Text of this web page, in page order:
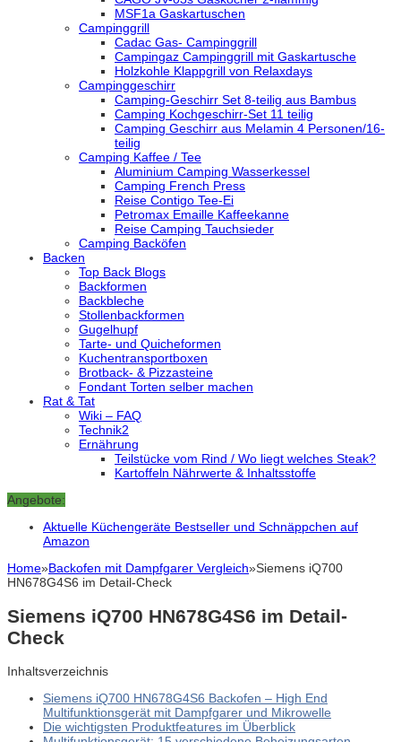
MSF1a Gaskartuschen
Campinggrill
Cadac Gas- Campinggrill
Campingaz Campinggrill mit Gaskartusche
Holzkohle Klappgrill von Relaxdays
Campinggeschirr
Camping-Geschirr Set 8-teilig aus Bambus
Camping Kochgeschirr-Set 11 teilig
Camping Geschirr aus Melamin 4 Personen/16-
teilig
Camping Kaffee / Tee
Aluminium Camping Wasserkessel
Camping French Press
Reise Contigo Tee-Ei
Petromax Emaille Kaffeekanne
Reise Camping Tauchsieder
Camping Backöfen
Backen
Top Back Blogs
Backformen
Backbleche
Stollenbackformen
Gugelhupf
Tarte- und Quicheformen
Kuchentransportboxen
Brotback- & Pizzasteine
Fondant Torten selber machen
Rat & Tat
Wiki – FAQ
Technik2
Ernährung
Teilstücke vom Rind / Wo liegt welches Steak?
Kartoffeln Nährwerte & Inhaltsstoffe
Angebote:
Aktuelle Küchengeräte Bestseller und Schnäppchen auf
Amazon
Home»Backofen mit Dampfgarer Vergleich»Siemens iQ700
HN678G4S6 im Detail-Check
Siemens iQ700 HN678G4S6 im Detail-
Check
Inhaltsverzeichnis
Siemens iQ700 HN678G4S6 Backofen – High End
Multifunktionsgerät mit Dampfgarer und Mikrowelle
Die wichtigsten Produktfeatures im Überblick